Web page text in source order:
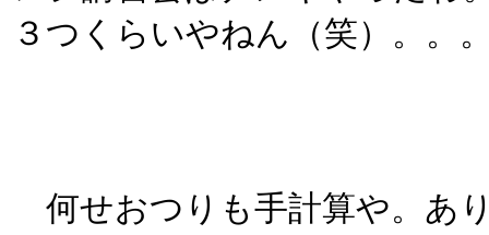
３つくらいやねん（笑）。。
何せおつりも手計算や。あ